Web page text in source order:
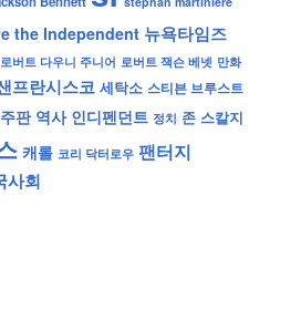
the Independent 뉴욕타임즈
로버트 다우니 주니어 로버트 잭슨 베넷 만화
프란시스코 세탁소 스티븐 브루스트
판 역사 인디펜던트 정치 존 스칼지
캐롤 코리 닥터로우 팬터지
사회